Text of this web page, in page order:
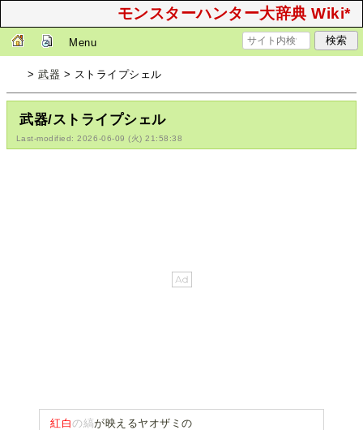
モンスターハンター大辞典 Wiki*
Menu
>武器 > ストライプシェル
武器/ストライプシェル
Last-modified: 2026-06-09 (火) 21:58:38
紅白の縞が映えるヤオザミの